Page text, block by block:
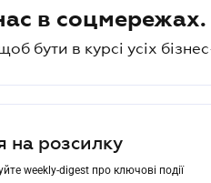
в соцмережах.
бути в курсі усіх
на розсилку
weekly-digest про ключові події